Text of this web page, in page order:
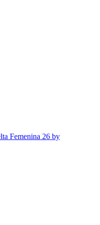
Femenina 26 by